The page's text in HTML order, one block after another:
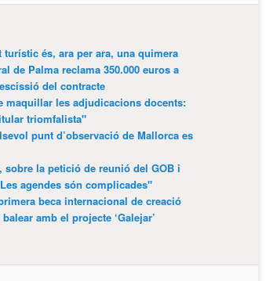
turístic és, ara per ara, una quimera
de Palma reclama 350.000 euros a
del contracte
maquillar les adjudicacions docents:
triomfalista"
punt d’observació de Mallorca es
sobre la petició de reunió del GOB i
agendes són complicades"
beca internacional de creació
amb el projecte ‘Galejar’